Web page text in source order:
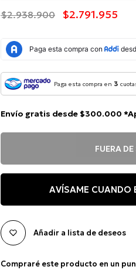
$2.938.900 $2.791.955
Paga esta compra en 3
Envío gratis desde $300.000
FUERA
AVÍSAME CUANDO
Añadir a lista de deseos
Compraré este producto en un